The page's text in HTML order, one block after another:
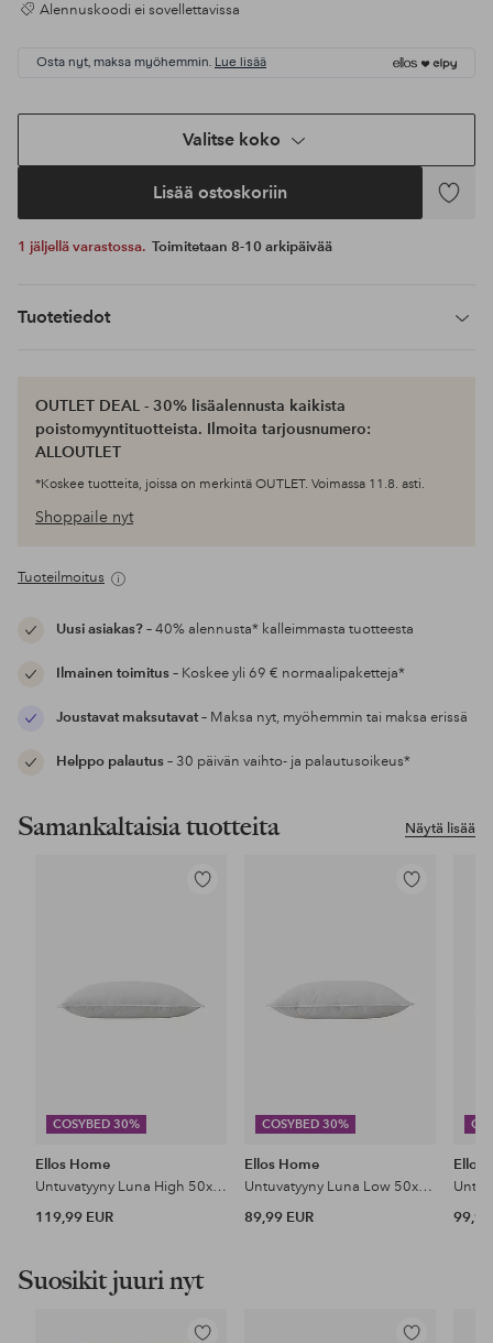
Alennuskoodi ei sovellettavissa
Osta nyt, maksa myöhemmin. Lue lisää
Valitse koko
Lisää ostoskoriin
Lisää
1 jäljellä varastossa. Toimitetaan 8-10 arkipäivää
Tuotetiedot
OUTLET DEAL - 30% lisäalennusta kaikista
poistomyyntituotteista. Ilmoita tarjousnumero:
ALLOUTLET
*Koskee tuotteita, joissa on merkintä OUTLET. Voimassa 11.8. asti.
Shoppaile nyt
Tuoteilmoitus
Uusi asiakas?– 40% alennusta* kalleimmasta tuotteesta
Ilmainen toimitus– Koskee yli 69 € normaalipaketteja*
Joustavat maksutavat– Maksa nyt, myöhemmin tai maksa erissä
Helppo palautus– 30 päivän vaihto- ja palautusoikeus*
Näytä lisää
Samankaltaisia tuotteita
COSYBED 30%
Lisää
Ellos Home
Untuvatyyny Luna High 50x60 cm
119,99 EUR
COSYBED 30%
Lisää
Ellos Home
Untuvatyyny Luna Low 50x60 cm
89,99 EUR
Ellos
99,99
Suosikit juuri nyt